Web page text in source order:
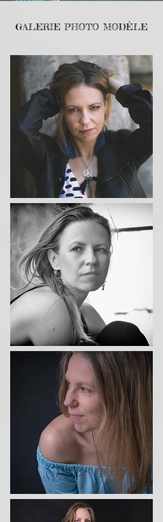
GALERIE PHOTO MODÈLE